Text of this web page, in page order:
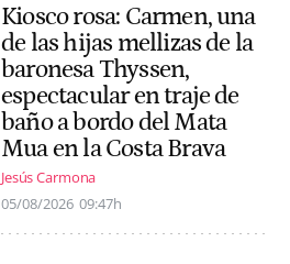
Kiosco rosa: Carmen, una
de las hijas mellizas de la
baronesa Thyssen,
espectacular en traje de
baño a bordo del Mata
Mua en la Costa Brava
Jesús Carmona
05/08/2026 09:47h